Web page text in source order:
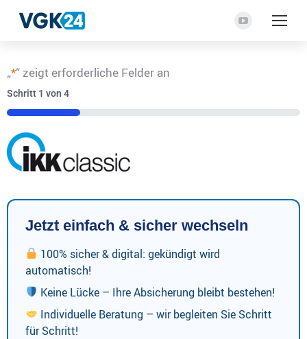
YouTube
neuen
„*“ zeigt erforderliche Felder an
Schritt 1 von 4
25%
Jetzt einfach & sicher wechseln
100% sicher & digital: gekündigt wird
automatisch!
Keine Lücke – Ihre Absicherung bleibt bestehen!
Individuelle Beratung – wir begleiten Sie Schritt
für Schritt!